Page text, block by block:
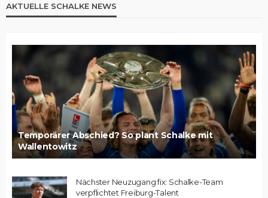
AKTUELLE SCHALKE NEWS
Temporärer Abschied? So plant Schalke mit
Wallentowitz
Nächster Neuzugang fix: Schalke-Team
verpflichtet Freiburg-Talent